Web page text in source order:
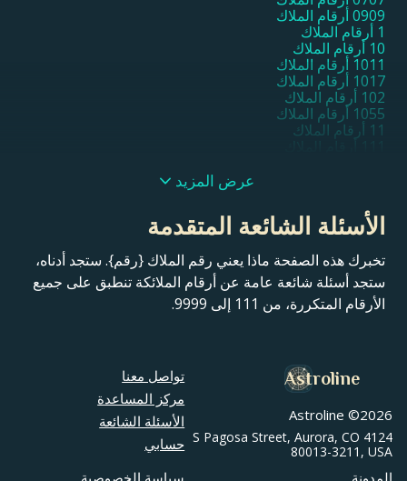
0909 أرقام الملاك
1 أرقام الملاك
10 أرقام الملاك
1011 أرقام الملاك
1017 أرقام الملاك
102 أرقام الملاك
1055 أرقام الملاك
11 أرقام الملاك
1117 أرقام الملاك
1119 أرقام الملاك
115 أرقام الملاك
116 أرقام الملاك
119 أرقام الملاك
12 أرقام الملاك
1244 أرقام الملاك
13 أرقام الملاك
131 أرقام الملاك
1313 أرقام الملاك
1331 أرقام الملاك
1333 أرقام الملاك
عرض المزيد
الأسئلة الشائعة المتقدمة
تخبرك هذه الصفحة ماذا يعني رقم الملاك {رقم}. ستجد أدناه،
ستجد أسئلة شائعة عامة عن أرقام الملائكة تنطبق على جميع
الأرقام المتكررة، من 111 إلى 9999.
Astroline
Astroline ©2026
4124 S Pagosa Street, Aurora, CO
80013-3211, USA
تواصل معنا
مركز المساعدة
الأسئلة الشائعة
حسابي